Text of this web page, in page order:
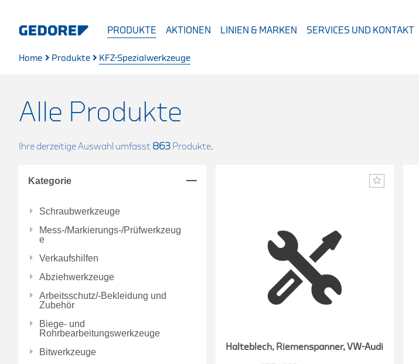
PRODUKTE AKTIONEN LINIEN & MARKEN SERVICES UND KONTAKT
Home Produkte KFZ-Spezialwerkzeuge
Alle Produkte
Ihre derzeitige Auswahl umfasst 863 Produkte.
Kategorie
Schraubwerkzeuge
Mess-/Markierungs-/Prüfwerkzeug
e
Verkaufshilfen
Abziehwerkzeuge
Arbeitsschutz/-Bekleidung und
Zubehör
Biege- und
Rohrbearbeitungswerkzeuge
Bitwerkzeuge
Halteblech, Riemenspanner, VW-Audi